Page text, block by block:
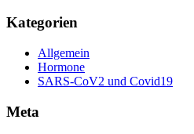
Kategorien
Allgemein
Hormone
SARS-CoV2 und Covid19
Meta